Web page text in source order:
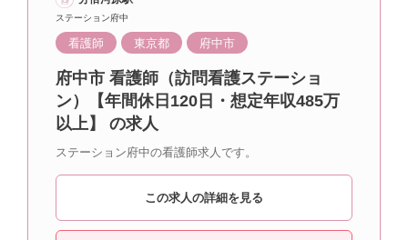
ステーション府中
看護師 東京都 府中市
府中市 看護師（訪問看護ステーショ
ン）【年間休日120日・想定年収485万
以上】 の求人
ステーション府中の看護師求人です。
この求人の詳細を見る